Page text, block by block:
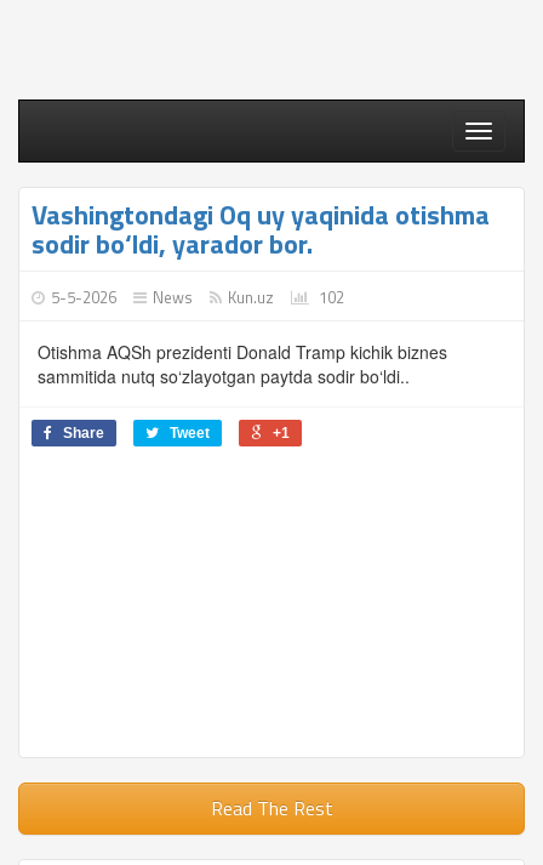
Toggle
Vashingtondagi Oq uy yaqinida otishma
sodir bo‘ldi, yarador bor.
5-5-2026 News Kun.uz 102
Otishma AQSh prezidenti Donald Tramp kichik biznes
sammitida nutq so‘zlayotgan paytda sodir bo‘ldi..
Share Tweet +1
Read The Rest